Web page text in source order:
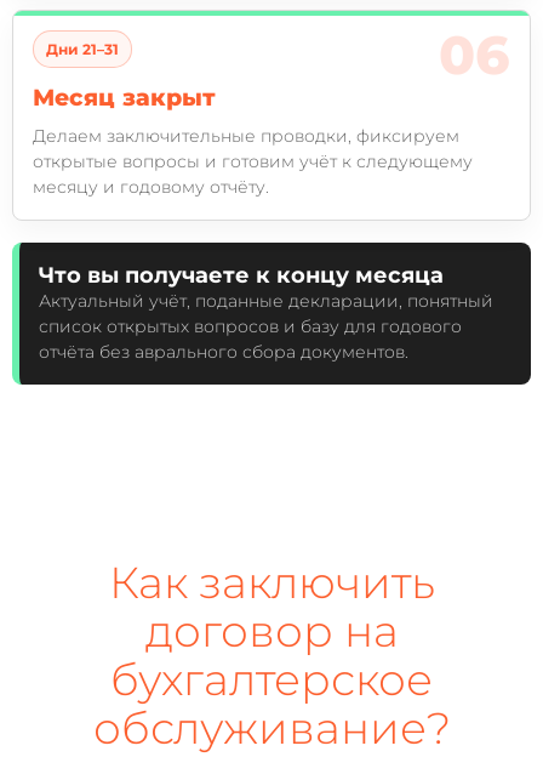
Дни 21–31
Месяц закрыт
Делаем заключительные проводки, фиксируем
открытые вопросы и готовим учёт к следующему
месяцу и годовому отчёту.
Что вы получаете к концу месяца
Актуальный учёт, поданные декларации, понятный
список открытых вопросов и базу для годового
отчёта без аврального сбора документов.
Как заключить
договор на
бухгалтерское
обслуживание?